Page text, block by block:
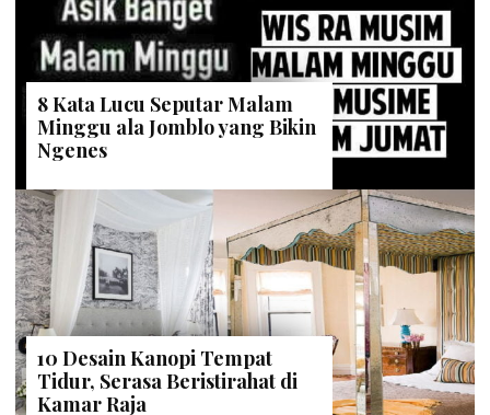
8 Kata Lucu Seputar Malam
Minggu ala Jomblo yang Bikin
Ngenes
10 Desain Kanopi Tempat
Tidur, Serasa Beristirahat di
Kamar Raja